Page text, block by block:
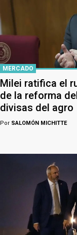
MERCADO
Milei ratifica el
de la reforma
divisas del agro
Por SALOMÓN MICHITTE